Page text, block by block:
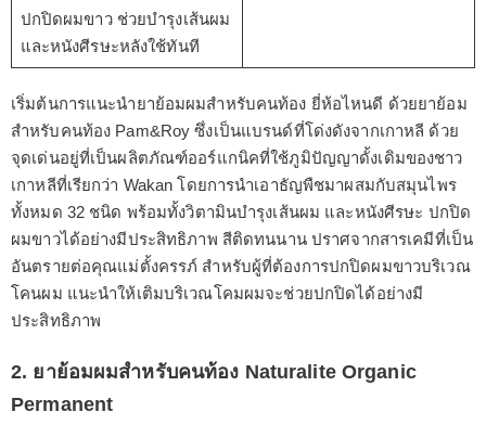
ปกปิดผมขาว ช่วยบำรุงเส้นผม
และหนังศีรษะหลังใช้ทันที
เริ่มต้นการแนะนำยาย้อมผมสำหรับคนท้อง ยี่ห้อไหนดี ด้วยยาย้อม
สำหรับคนท้อง Pam&Roy ซึ่งเป็นแบรนด์ที่โด่งดังจากเกาหลี ด้วย
จุดเด่นอยู่ที่เป็นผลิตภัณฑ์ออร์แกนิคที่ใช้ภูมิปัญญาดั้งเดิมของชาว
เกาหลีที่เรียกว่า Wakan โดยการนำเอาธัญพืชมาผสมกับสมุนไพร
ทั้งหมด 32 ชนิด พร้อมทั้งวิตามินบำรุงเส้นผม และหนังศีรษะ ปกปิด
ผมขาวได้อย่างมีประสิทธิภาพ สีติดทนนาน ปราศจากสารเคมีที่เป็น
อันตรายต่อคุณแม่ตั้งครรภ์ สำหรับผู้ที่ต้องการปกปิดผมขาวบริเวณ
โคนผม แนะนำให้เติมบริเวณโคมผมจะช่วยปกปิดได้อย่างมี
ประสิทธิภาพ
2. ยาย้อมผมสำหรับคนท้อง Naturalite Organic
Permanent